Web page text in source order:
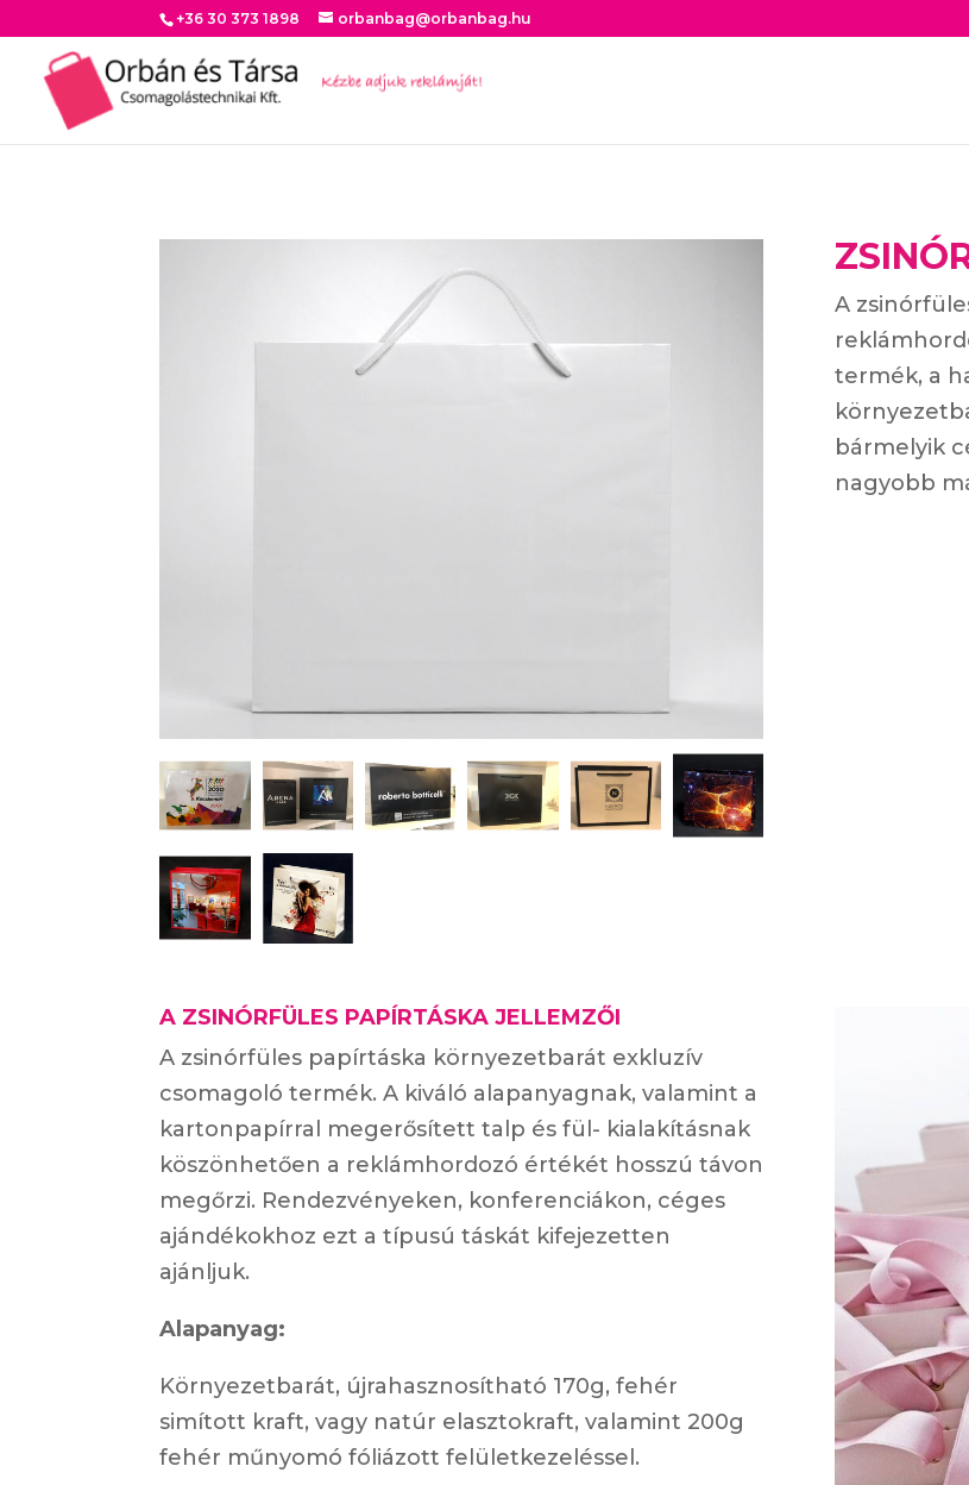
+36 30 373 1898 orbanbag@orbanbag.hu
A
termék, a
bármelyik
nagyobb
A ZSINÓRFÜLES PAPÍRTÁSKA JELLEMZŐI
A zsinórfüles papírtáska környezetbarát exkluzív
csomagoló termék. A kiváló alapanyagnak, valamint a
kartonpapírral megerősített talp és fül- kialakításnak
köszönhetően a reklámhordozó értékét hosszú távon
megőrzi. Rendezvényeken, konferenciákon, céges
ajándékokhoz ezt a típusú táskát kifejezetten
ajánljuk.
Alapanyag:
Környezetbarát, újrahasznosítható 170g, fehér
simított kraft, vagy natúr elasztokraft, valamint 200g
fehér műnyomó fóliázott felületkezeléssel.